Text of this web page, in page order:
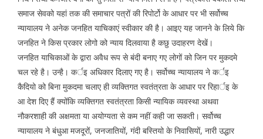
समाज सेवको यहां तक की समाचार पत्रों की रिपोर्टो के आधार पर भी सर्वोच्च
न्यायालय ने अनेक जनहित याचिकाएं स्वीकार की है। आइए यह जानने के लिये कि
जनहित ने किस प्रकार लोगो को न्याय दिलवाया है कछु उदाहरण देखें।
जनहित याचिकाओं के द्वारा अवैध रूप से बंदी बनाए गए लोगों को जिन पर मुकदमे
चल रहे है। उन्है। कर्इ अधिकार दिलाए गए है। सर्वोच्च न्यायालय ने कर्इ
कैदियो को बिना मुकदमा चलाए ही व्यक्तिगत स्वतंत्रता के आधार पर रिहार्इ के
आ देश दिए हैं क्योंकि व्यक्तिगत स्वतंत्रता किसी न्यायिक व्यवस्था अथवा
नौकरशाही की अक्षमता या अयोग्यता से कम नहीं कही जा सकती। सर्वोच्च
न्यायालय ने बंधुआ मजदूरों, जनजातियों, गंदी बस्तियो के निवासियों, नारी उद्धार